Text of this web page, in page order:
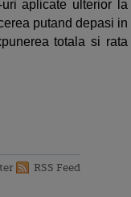
aplicate ulterior la
putand depasi in
totala si rata
RSS Feed